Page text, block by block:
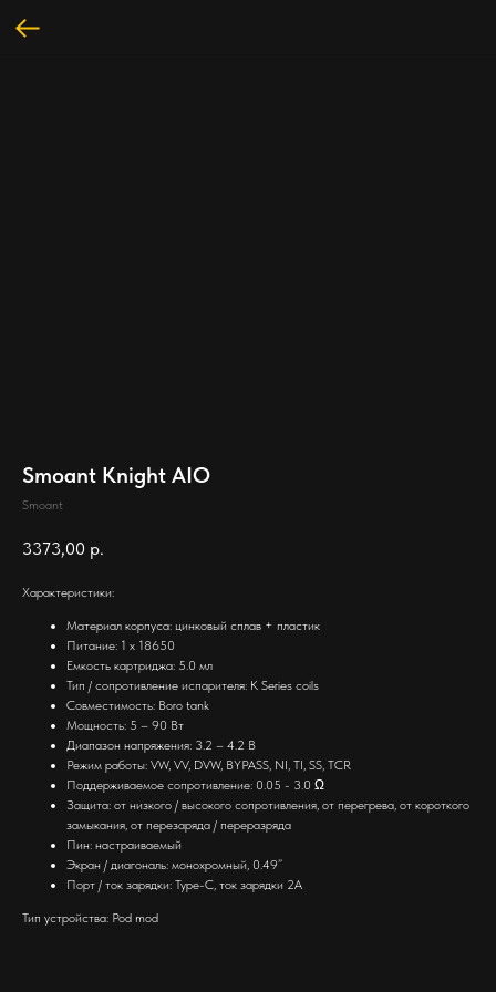
Smoant Knight AIO
Smoant
3373,00 р.
Характеристики:
Материал корпуса: цинковый сплав + пластик
Питание: 1 х 18650
Емкость картриджа: 5.0 мл
Тип / сопротивление испарителя: K Series coils
Совместимость: Boro tank
Мощность: 5 – 90 Вт
Диапазон напряжения: 3.2 – 4.2 В
Режим работы: VW, VV, DVW, BYPASS, NI, TI, SS, TCR
Поддерживаемое сопротивление: 0.05 - 3.0 Ω
Защита: от низкого / высокого сопротивления, от перегрева, от короткого
замыкания, от перезаряда / переразряда
Пин: настраиваемый
Экран / диагональ: монохромный, 0.49”
Порт / ток зарядки: Type-C, ток зарядки 2А
Тип устройства: Pod mod